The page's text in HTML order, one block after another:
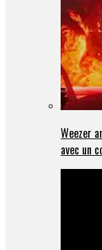
Weezer
avec un